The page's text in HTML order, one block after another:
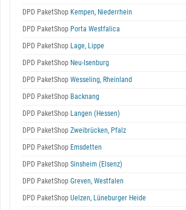
DPD PaketShop Kempen, Niederrhein
DPD PaketShop Porta Westfalica
DPD PaketShop Lage, Lippe
DPD PaketShop Neu-Isenburg
DPD PaketShop Wesseling, Rheinland
DPD PaketShop Backnang
DPD PaketShop Langen (Hessen)
DPD PaketShop Zweibrücken, Pfalz
DPD PaketShop Emsdetten
DPD PaketShop Sinsheim (Elsenz)
DPD PaketShop Greven, Westfalen
DPD PaketShop Uelzen, Lüneburger Heide